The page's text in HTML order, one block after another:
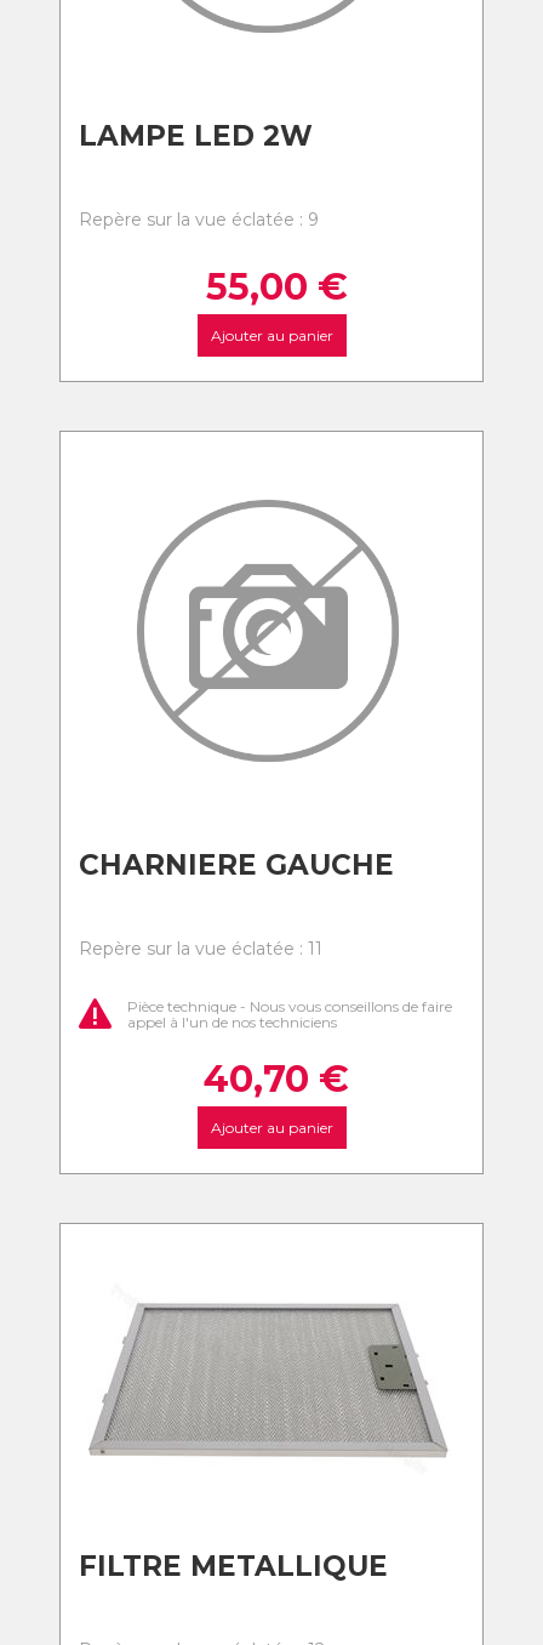
LAMPE LED 2W
Repère sur la vue éclatée : 9
55,00 €
Ajouter au panier
CHARNIERE GAUCHE
Repère sur la vue éclatée : 11
Pièce technique - Nous vous conseillons de faire
appel à l'un de nos techniciens
40,70 €
Ajouter au panier
FILTRE METALLIQUE